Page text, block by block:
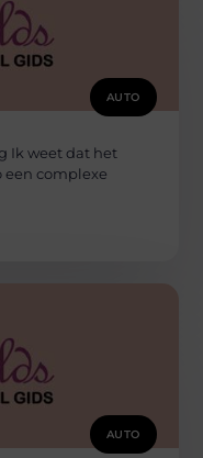
AUTO
Ik weet dat het
een complexe
AUTO